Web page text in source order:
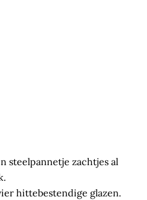
steelpannetje zachtjes al
hittebestendige glazen.